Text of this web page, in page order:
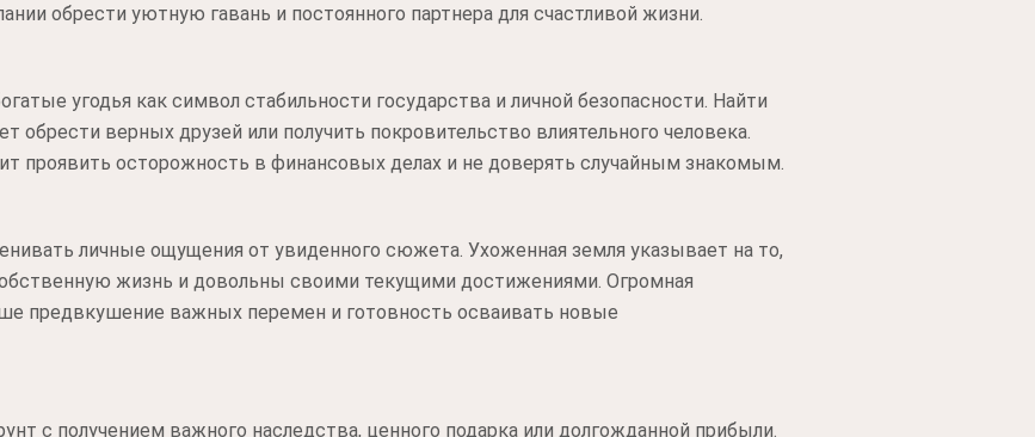
обрести уютную гавань и постоянного партнера для счастливой жизни.
угодья как символ стабильности государства и личной безопасности. Найти
обрести верных друзей или получить покровительство влиятельного человека.
проявить осторожность в финансовых делах и не доверять случайным знакомым.
личные ощущения от увиденного сюжета. Ухоженная земля указывает на то,
жизнь и довольны своими текущими достижениями. Огромная
предвкушение важных перемен и готовность осваивать новые
с получением важного наследства, ценного подарка или долгожданной прибыли.